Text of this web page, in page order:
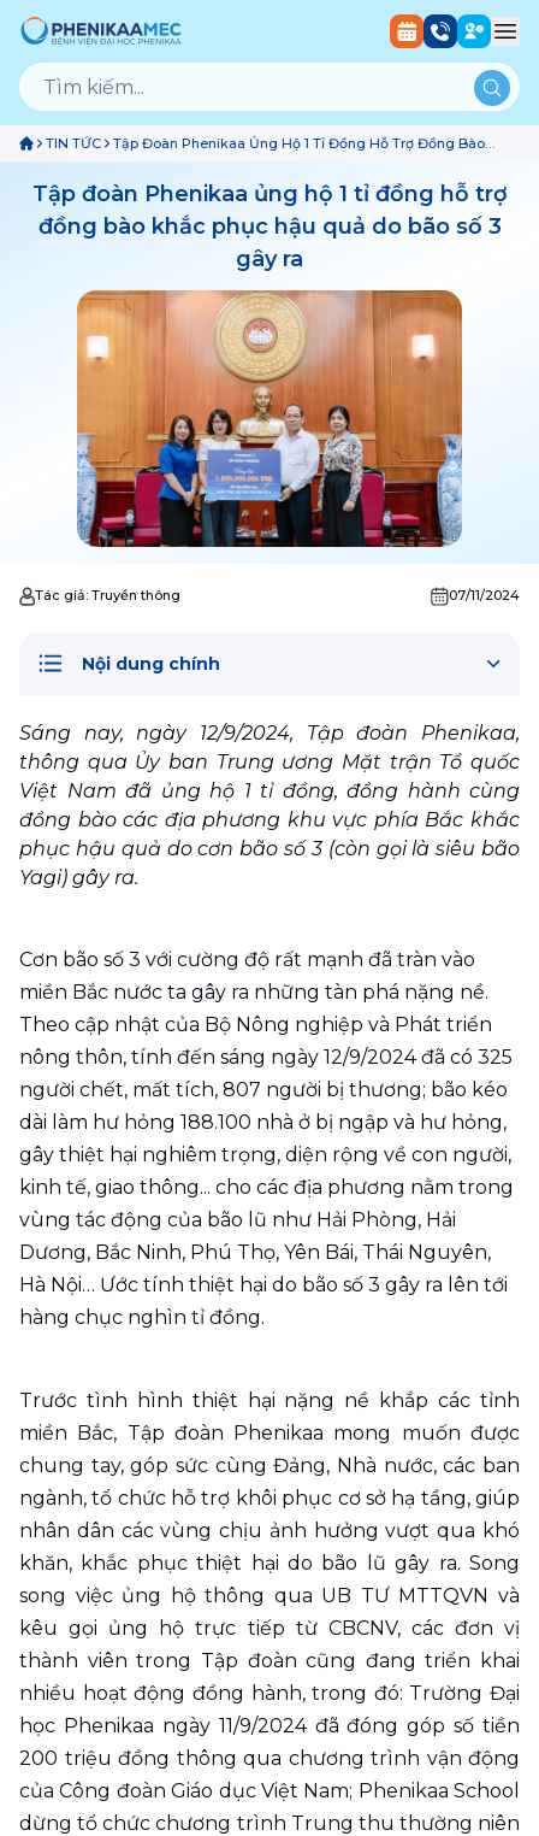
TIN TỨC
Tập Đoàn Phenikaa Ủng Hộ 1 Tỉ Đồng Hỗ Trợ Đồng Bào
Khắc Phục Hậu Quả Do Bão Số 3 Gây Ra
Tập đoàn Phenikaa ủng hộ 1 tỉ đồng hỗ trợ
đồng bào khắc phục hậu quả do bão số 3
gây ra
Tác giả: Truyền thông 07/11/2024
Nội dung chính
Sáng nay, ngày 12/9/2024, Tập đoàn Phenikaa,
thông qua Ủy ban Trung ương Mặt trận Tổ quốc
Việt Nam đã ủng hộ 1 tỉ đồng, đồng hành cùng
đồng bào các địa phương khu vực phía Bắc khắc
phục hậu quả do cơn bão số 3 (còn gọi là siêu bão
Yagi) gây ra.
Cơn bão số 3 với cường độ rất mạnh đã tràn vào
miền Bắc nước ta gây ra những tàn phá nặng nề.
Theo cập nhật của Bộ Nông nghiệp và Phát triển
nông thôn, tính đến sáng ngày 12/9/2024 đã có 325
người chết, mất tích, 807 người bị thương; bão kéo
dài làm hư hỏng 188.100 nhà ở bị ngập và hư hỏng,
gây thiệt hại nghiêm trọng, diện rộng về con người,
kinh tế, giao thông... cho các địa phương nằm trong
vùng tác động của bão lũ như Hải Phòng, Hải
Dương, Bắc Ninh, Phú Thọ, Yên Bái, Thái Nguyên,
Hà Nội… Ước tính thiệt hại do bão số 3 gây ra lên tới
hàng chục nghìn tỉ đồng.
Trước tình hình thiệt hại nặng nề khắp các tỉnh
miền Bắc, Tập đoàn Phenikaa mong muốn được
chung tay, góp sức cùng Đảng, Nhà nước, các ban
ngành, tổ chức hỗ trợ khôi phục cơ sở hạ tầng, giúp
nhân dân các vùng chịu ảnh hưởng vượt qua khó
khăn, khắc phục thiệt hại do bão lũ gây ra. Song
song việc ủng hộ thông qua UB TƯ MTTQVN và
kêu gọi ủng hộ trực tiếp từ CBCNV, các đơn vị
thành viên trong Tập đoàn cũng đang triển khai
nhiều hoạt động đồng hành, trong đó: Trường Đại
học Phenikaa ngày 11/9/2024 đã đóng góp số tiền
200 triệu đồng thông qua chương trình vận động
của Công đoàn Giáo dục Việt Nam; Phenikaa School
dừng tổ chức chương trình Trung thu thường niên